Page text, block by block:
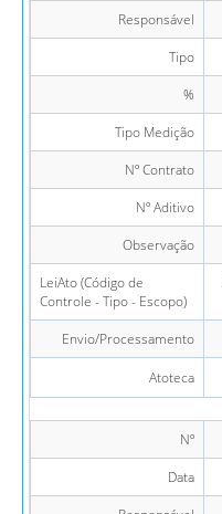
Responsável
Tipo
%
Tipo Medição
Nº Contrato
Nº Aditivo
Observação
LeiAto (Código de
Controle - Tipo - Escopo)
Envio/Processamento
Atoteca
Nº
Data